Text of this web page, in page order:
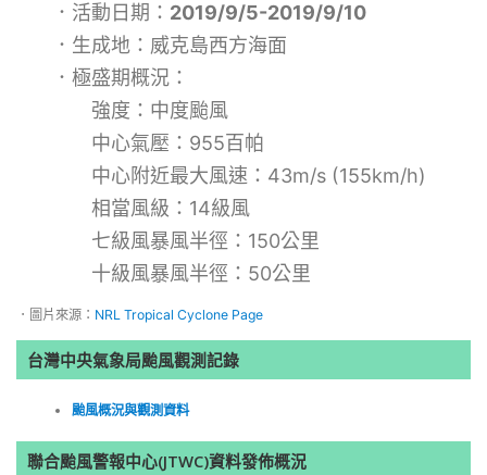
．活動日期： 2019/9/5-2019/9/10
．生成地：威克島西方海面
．極盛期概況：
強度：中度颱風
中心氣壓：955百帕
中心附近最大風速：43m/s (155km/h)
相當風級：14級風
七級風暴風半徑：150公里
十級風暴風半徑：50公里
．圖片來源： NRL Tropical Cyclone Page
台灣中央氣象局颱風觀測記錄
颱風概況與觀測資料
聯合颱風警報中心(JTWC)資料發佈概況